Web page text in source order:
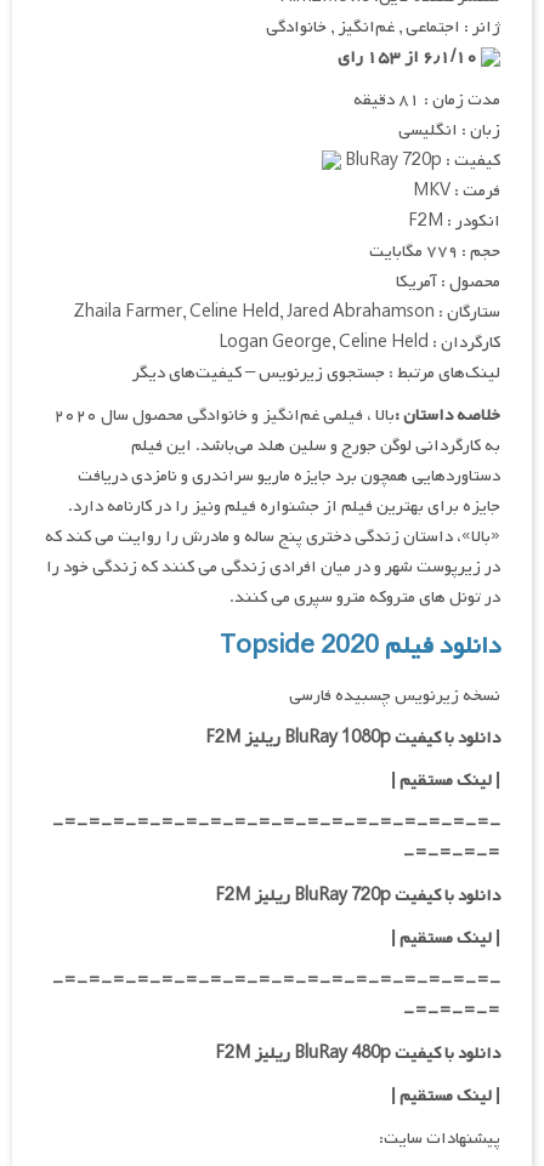
ژانر : اجتماعی , غم‌انگیز , خانوادگی
مدت زمان : ۸۱ دقیقه
زبان : انگلیسی
کیفیت : BluRay 720p
فرمت : MKV
انکودر : F2M
حجم : ۷۷۹ مگابایت
محصول : آمریکا
ستارگان : Zhaila Farmer, Celine Held, Jared Abrahamson
کارگردان : Logan George, Celine Held
لینک‌های مرتبط : جستجوی زیرنویس – کیفیت‌های دیگر
خلاصه داستان :
بالا ، فیلمی غم‌انگیز و خانوادگی محصول سال ۲۰۲۰
به کارگردانی لوگن جورج و سلین هلد می‌باشد. این فیلم
دستاوردهایی همچون برد جایزه ماریو سراندری و نامزدی دریافت
جایزه برای بهترین فیلم از جشنواره فیلم ونیز را در کارنامه دارد.
«بالا»، داستان زندگی دختری پنج ساله و مادرش را روایت می کند که
در زیرپوست شهر و در میان افرادی زندگی می کنند که زندگی خود را
در تونل های متروکه مترو سپری می کنند.
دانلود فیلم Topside 2020
نسخه زیرنویس چسبیده فارسی
دانلود با کیفیت BluRay 1080p ریلیز F2M
|لینک مستقیم|
-=-=-=-=-=-=-=-=-=-=-=-=-=-=-=-=-=-=-
=-=-=-=-
دانلود با کیفیت BluRay 720p ریلیز F2M
| لینک مستقیم|
-=-=-=-=-=-=-=-=-=-=-=-=-=-=-=-=-=-=-
=-=-=-=-
دانلود با کیفیت BluRay 480p ریلیز F2M
| لینک مستقیم|
پیشنهادات سایت: